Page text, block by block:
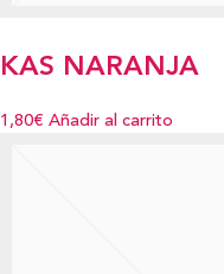
KAS NARANJA
1,80€ Añadir al carrito